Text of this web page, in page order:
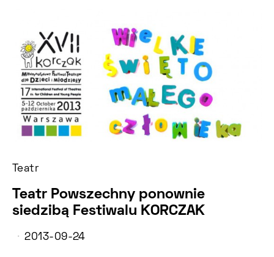
Teatr
Teatr Powszechny ponownie
siedzibą Festiwalu KORCZAK
2013-09-24